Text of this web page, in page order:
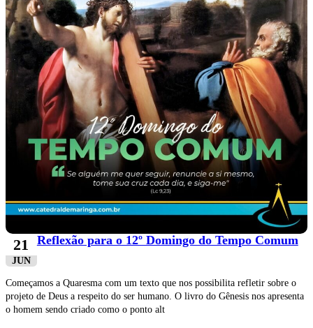
21
JUN
Reflexão para o 12º Domingo do Tempo Comum
Começamos a Quaresma com um texto que nos possibilita refletir sobre o
projeto de Deus a respeito do ser humano. O livro do Gênesis nos apresenta
o homem sendo criado como o ponto alt